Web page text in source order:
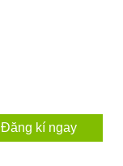
Đăng kí ngay